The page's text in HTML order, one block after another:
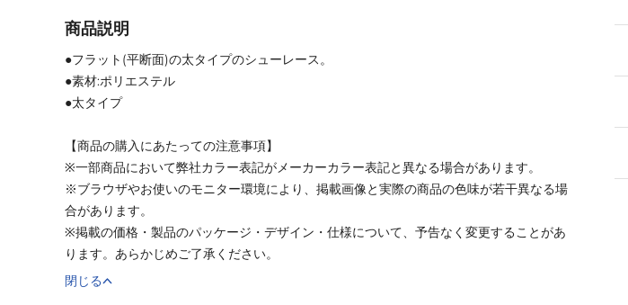
商品説明
●フラット(平断面)の太タイプのシューレース。
●素材:ポリエステル
●太タイプ
【商品の購入にあたっての注意事項】
※一部商品において弊社カラー表記がメーカーカラー表記と異なる場合があります。
※ブラウザやお使いのモニター環境により、掲載画像と実際の商品の色味が若干異なる場
合があります。
※掲載の価格・製品のパッケージ・デザイン・仕様について、予告なく変更することがあ
ります。あらかじめご了承ください。
閉じる